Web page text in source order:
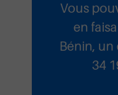
Vous
en
Bénin, un
34
Mi